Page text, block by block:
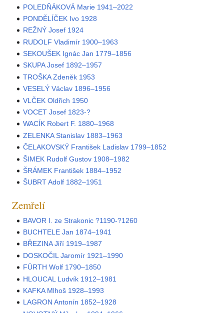
POLEDŇÁKOVÁ Marie 1941–2022
PONDĚLÍČEK Ivo 1928
REŽNÝ Josef 1924
RUDOLF Vladimír 1900–1963
SEKOUŠEK Ignác Jan 1779–1856
SKUPA Josef 1892–1957
TROŠKA Zdeněk 1953
VESELÝ Václav 1896–1956
VLČEK Oldřich 1950
VOCET Josef 1823-?
WACÍK Robert F. 1880–1968
ZELENKA Stanislav 1883–1963
ČELAKOVSKÝ František Ladislav 1799–1852
ŠIMEK Rudolf Gustov 1908–1982
ŠRÁMEK František 1884–1952
ŠUBRT Adolf 1882–1951
Zemřelí
BAVOR I. ze Strakonic ?1190-?1260
BUCHTELE Jan 1874–1941
BŘEZINA Jiří 1919–1987
DOSKOČIL Jaromír 1921–1990
FÜRTH Wolf 1790–1850
HLOUCAL Ludvík 1912–1981
KAFKA Mlhoš 1928–1993
LAGRON Antonín 1852–1928